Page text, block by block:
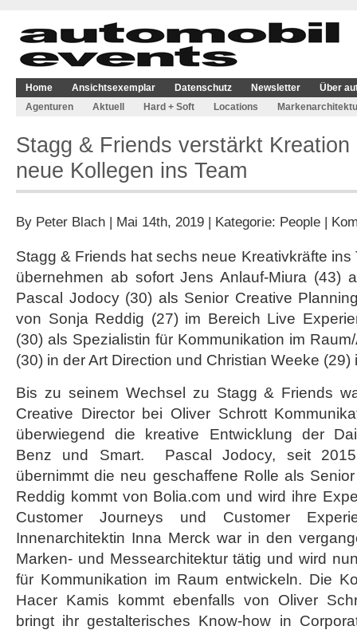
Home Ansichtsexemplar Datenschutz Newsletter
Über
Agenturen
Aktuell Hard + Soft Locations
Stagg & Friends verstärkt
neue Kollegen ins Team
By Peter Blach | Mai 14th, 2019 | Kategorie: People |
Stagg & Friends hat sechs neue Kreativkräfte ins
übernehmen ab sofort Jens Anlauf-Miura (43)
Pascal Jodocy (30) als Senior Creative
von Sonja Reddig (27) im Bereich Live
(30) als Spezialistin für Kommunikation im
(30) in der Art Direction und Christian Weeke
Bis zu seinem Wechsel zu Stagg & Friends
Creative Director bei Oliver Schrott
überwiegend die kreative Entwicklung der
Benz und Smart. Pascal Jodocy, seit
übernimmt die neu geschaffene Rolle als
Reddig kommt von Bolia.com und wird ihre
Customer Journeys und Customer
Innenarchitektin Inna Merck war in den
Marken- und Messearchitektur tätig und wird
für Kommunikation im Raum entwickeln. Die
Hacer Kamis kommt ebenfalls von Oliver
bringt ihr gestalterisches Know-how in